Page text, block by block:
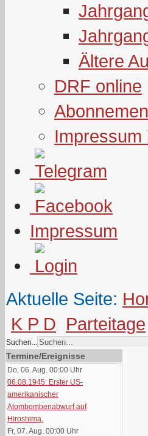
Ältere
DRF online
Impressum
Impressum
Aktuelle Seite:
K P D Parteitage
Suchen...
Termine/Ereignisse
Do, 06. Aug. 00:00 Uhr
06.08.1945: Erster US-
amerikanischer
Atombombenabwurf auf
Hiroshima.
Fr, 07. Aug. 00:00 Uhr